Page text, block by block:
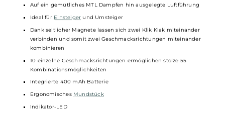
kannst du "Tropical Fruit" mit Klik Klak "Pineapple" kombinieren.
Technische Daten
ModerneEinweg E-Zigarette
Stylisches Design und farbenfrohe
Sehr gute Ergonomie und angenehm griffige Oberfläche
Einfache Bedienung dank Zugautomatik